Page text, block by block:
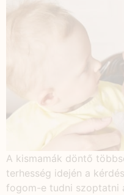
A kismamák döntő
terhesség idején a
fogom-e tudni szoptatni